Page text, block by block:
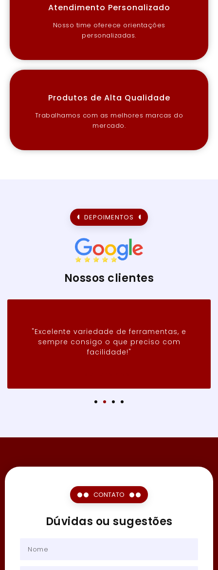
Atendimento Personalizado
Nosso time oferece orientações
personalizadas.
Produtos de Alta Qualidade
Trabalhamos com as melhores marcas do
mercado.
DEPOIMENTOS
Nossos clientes
"Excelente variedade de ferramentas, e
sempre consigo o que preciso com
facilidade!"
CONTATO
Dúvidas ou sugestões